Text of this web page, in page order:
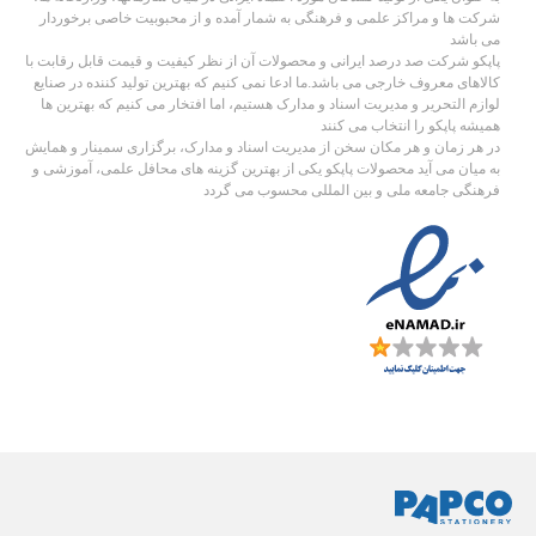
شرکت ها و مراکز علمی و فرهنگی به شمار آمده و از محبوبیت خاصی برخوردار
می باشد
پاپکو شرکت صد درصد ایرانی و محصولات آن از نظر کیفیت و قیمت قابل رقابت با
کالاهای معروف خارجی می باشد.ما ادعا نمی کنیم که بهترین تولید کننده در صنایع
لوازم التحریر و مدیریت اسناد و مدارک هستیم، اما افتخار می کنیم که بهترین ها
همیشه پاپکو را انتخاب می کنند
در هر زمان و هر مکان سخن از مدیریت اسناد و مدارک، برگزاری سمینار و همایش
به میان می آید محصولات پاپکو یکی از بهترین گزینه های محافل علمی، آموزشی و
فرهنگی جامعه ملی و بین المللی محسوب می گردد